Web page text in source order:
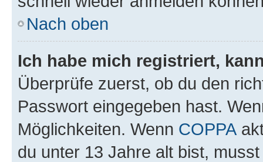
Nach oben
Ich habe mich registriert,
Überprüfe zuerst, ob du den
Passwort eingegeben hast.
Möglichkeiten. Wenn COPPA
du unter 13 Jahre alt bist,